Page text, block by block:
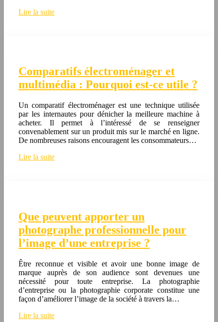
Lire la suite
Comparatifs électroménager et
multimédia : Pourquoi est-ce utile ?
Un comparatif électroménager est une technique utilisée
par les internautes pour dénicher la meilleure machine à
acheter. Il permet à l’intéressé de se renseigner
convenablement sur un produit mis sur le marché en ligne.
De nombreuses raisons encouragent les consommateurs…
Lire la suite
Que peuvent apporter un
photographe professionnelle pour
l’image d’une entreprise ?
Être reconnue et visible et avoir une bonne image de
marque auprès de son audience sont devenues une
nécessité pour toute entreprise. La photographie
d’entreprise ou la photographie corporate constitue une
façon d’améliorer l’image de la société à travers la…
Lire la suite